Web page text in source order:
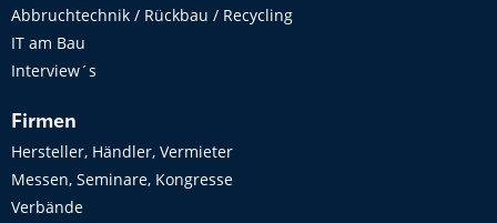
Abbruchtechnik / Rückbau / Recycling
IT am Bau
Interview´s
Firmen
Hersteller, Händler, Vermieter
Messen, Seminare, Kongresse
Verbände